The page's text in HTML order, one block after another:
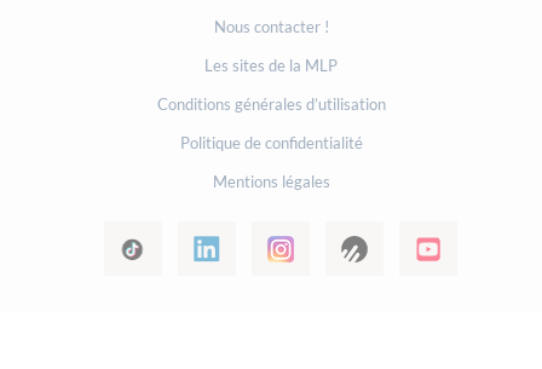
Nous contacter !
Les sites de la MLP
Conditions générales d’utilisation
Politique de confidentialité
Mentions légales